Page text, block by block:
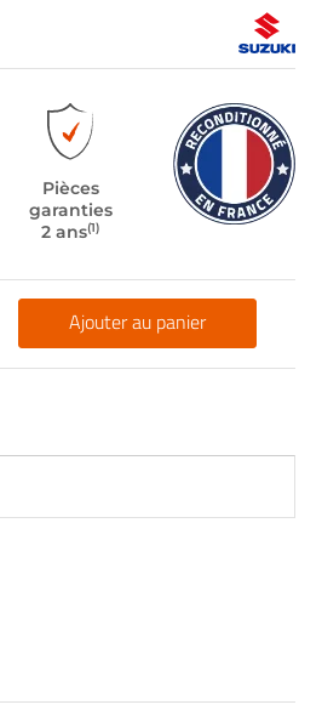
Pièces
garanties
2 ans(1)
Ajouter au panier